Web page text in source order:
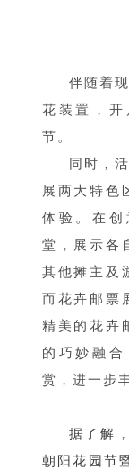
伴随着
花装置，
节。
同时，
展两大特色
体验。在创
堂，展示各
其他摊主及
而花卉邮票
精美的花卉
的巧妙融
赏，进一步
据了解
朝阳花园节